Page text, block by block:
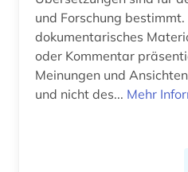
und Forschung
dokumentarisches
oder Kommentar
Meinungen und
und nicht des... Mehr